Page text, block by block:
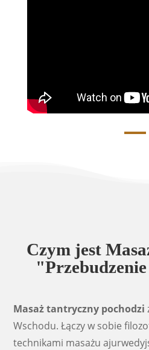
Czym jest
Masaż tantryczny pochodzi
Wschodu. Łączy w sobie
technikami masażu